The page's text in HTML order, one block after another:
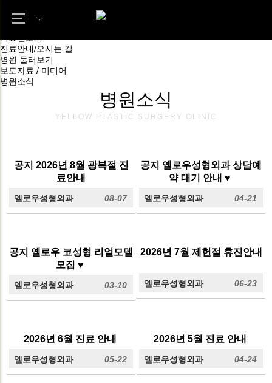
병원소식
옐로우 소개
의료진소개
진료안내/오시는 길
병원 둘러보기
보도자료 / 미디어
병원소식
병원소식
YELLOW PLASTIC SURGERY CLINIC
공지 2026년 8월 광복절 진
료안내
옐로우성형외과 08-07
공지 옐로우성형외과 상담예
약 대기 안내 ♥
옐로우성형외과 04-21
공지 옐로우 코성형 리얼모델
모집 ♥
옐로우성형외과 03-10
2026년 7월 제헌절 휴진안내
옐로우성형외과 06-23
2026년 6월 진료 안내
옐로우성형외과 05-22
2026년 5월 진료 안내
옐로우성형외과 04-24